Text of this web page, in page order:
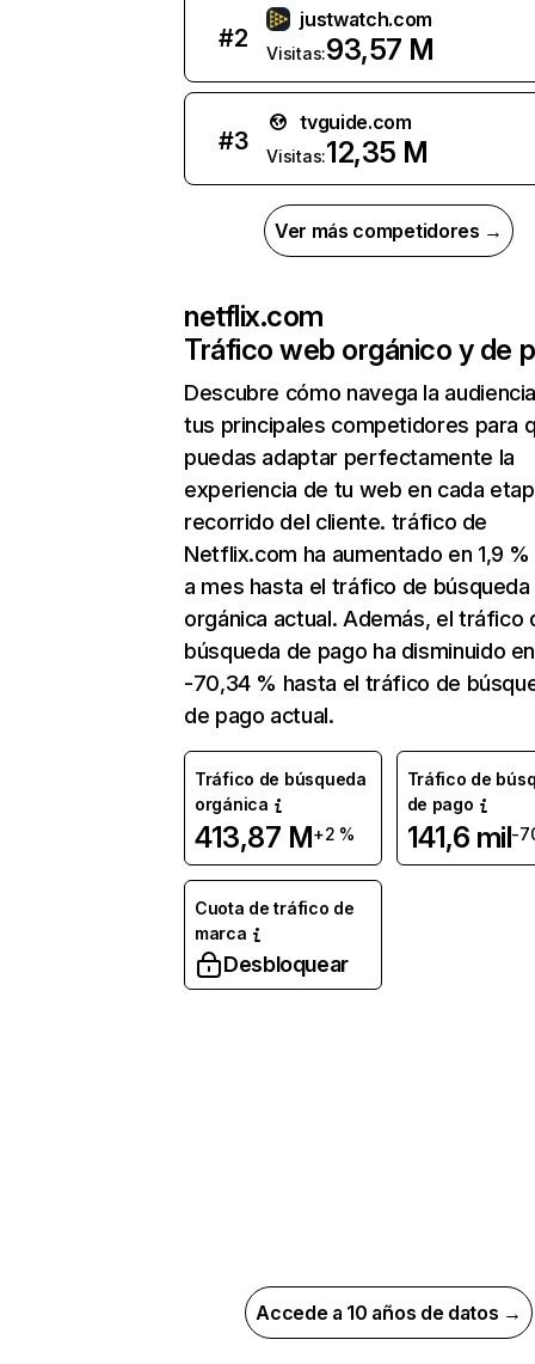
#2
justwatch.com
Visitas:93,57 M
#3
tvguide.com
Visitas:12,35 M
Ver más competidores →
netflix.com
Tráfico web orgánico y de
Descubre cómo navega la
tus principales competidores para
puedas adaptar perfectamente la
experiencia de tu web en cada
recorrido del cliente. tráfico de
Netflix.com ha aumentado en 1,9
a mes hasta el tráfico de búsqueda
orgánica actual. Además, el tráfico
búsqueda de pago ha disminuido en
-70,34 % hasta el tráfico de
de pago actual.
Tráfico de búsqueda
orgánica
413,87 M+2 %
Tráfico de
de pago
141,6 mil-
Cuota de tráfico de
marca
Desbloquear
Accede a 10 años de datos →